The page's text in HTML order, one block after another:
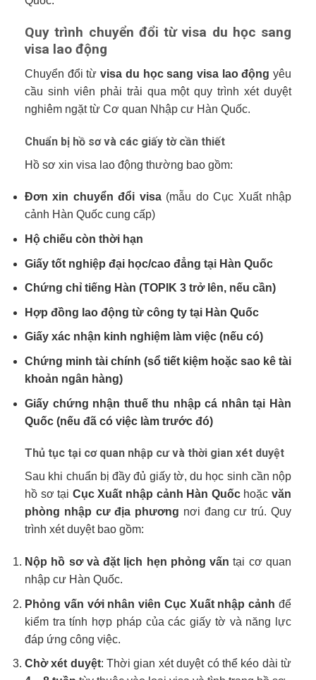
Quy trình chuyển đổi từ visa du học sang
visa lao động
Chuyển đổi từvisa du học sang visa lao động yêu
cầu sinh viên phải trải qua một quy trình xét duyệt
nghiêm ngặt từ Cơ quan Nhập cư Hàn Quốc.
Chuẩn bị hồ sơ và các giấy tờ cần thiết
Hồ sơ xin visa lao động thường bao gồm:
Đơn xin chuyển đổi visa(mẫu do Cục Xuất nhập
cảnh Hàn Quốc cung cấp)
Hộ chiếu còn thời hạn
Giấy tốt nghiệp đại học/cao đẳng tại Hàn Quốc
Chứng chỉ tiếng Hàn (TOPIK 3 trở lên, nếu cần)
Hợp đồng lao động từ công ty tại Hàn Quốc
Giấy xác nhận kinh nghiệm làm việc (nếu có)
Chứng minh tài chính (sổ tiết kiệm hoặc sao kê tài
khoản ngân hàng)
Giấy chứng nhận thuế thu nhập cá nhân tại Hàn
Quốc (nếu đã có việc làm trước đó)
Thủ tục tại cơ quan nhập cư và thời gian xét duyệt
Sau khi chuẩn bị đầy đủ giấy tờ, du học sinh cần nộp
hồ sơ tại Cục Xuất nhập cảnh Hàn Quốchoặcvăn
phòng nhập cư địa phương nơi đang cư trú. Quy
trình xét duyệt bao gồm:
Nộp hồ sơ và đặt lịch hẹn phỏng vấn tại cơ quan
nhập cư Hàn Quốc.
Phỏng vấn với nhân viên Cục Xuất nhập cảnh để
kiểm tra tính hợp pháp của các giấy tờ và năng lực
đáp ứng công việc.
Chờ xét duyệt: Thời gian xét duyệt có thể kéo dài từ